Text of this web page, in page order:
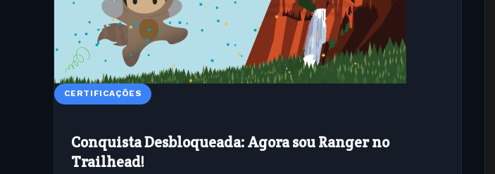
CERTIFICAÇÕES
Conquista Desbloqueada: Agora sou Ranger no
Trailhead!